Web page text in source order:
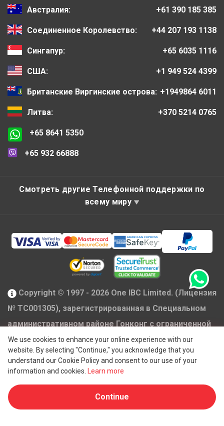
We use cookies to enhance your online experience with our
website. By selecting "Continue," you acknowledge that you
understand our Cookie Policy and consent to our use of your
information and cookies.
Learn more
Continue
Австралия: +61 390 185 385
Соединенное Королевство: +44 207 193 1138
Сингапур: +65 6035 1116
США: +1 949 524 4399
Британские Виргинские острова: +1949864 6011
Литва: +370 5214 0765
+65 8641 5350
+65 932 66888
Смотреть другие Телефонной поддержки по
всему миру
Copyright © 1997 - 2026 One IBC Limited. (Лицензия
№ TC001305), зарегистрированная в Специальном
административном районе Гонконг с ограниченной
ответственностью и являющаяся членом сети One
IBC независимых и отдельных юридических лиц,
аффилированных с One IBC®Group ("
Limited"), швейцарской компанией. Все права
защищены. Пожалуйста, см.Структуру One IBC